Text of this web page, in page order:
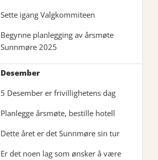
Sette igang Valgkommiteen
Begynne planlegging av årsmøte
Sunnmøre 2025
Desember
5 Desember er frivillighetens dag
Planlegge årsmøte, bestille hotell
Dette året er det Sunnmøre sin tur
Er det noen lag som ønsker å være